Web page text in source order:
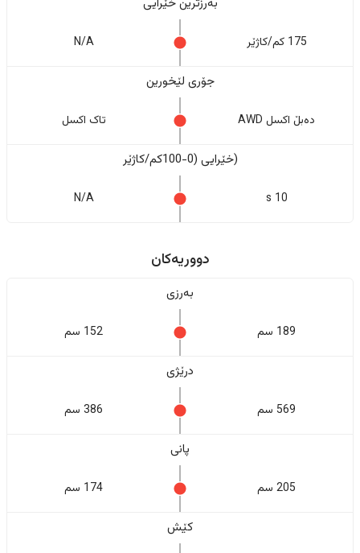
175 کم/کاژێر N/A
جۆری لێخورین
دەبڵ اکسل AWD تاک اکسل
(خێرایی (0-100کم/کاژێر
10 s
N/A
دووریەکان
بەرزی
189 سم 152 سم
درێژی
569 سم 386 سم
پانی
205 سم 174 سم
کێش